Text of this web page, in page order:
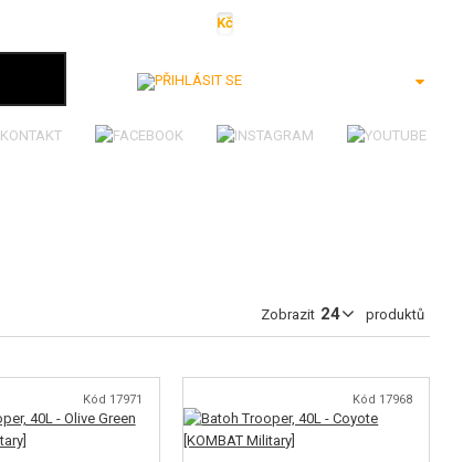
Kč
KONTAKT
Zobrazit produktů
Kód 17971 Kód 17968